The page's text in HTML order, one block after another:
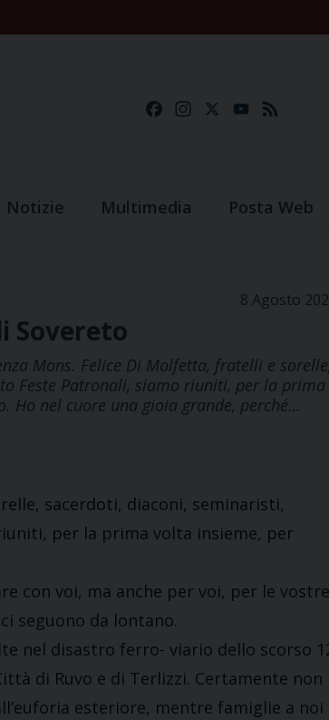
FacebookInstagramYouTube
Notizie Multimedia Posta Web
8 Agosto
Sovereto
Mons. Felice Di Molfetta, fratelli e
Feste Patronali, siamo riuniti, per la prima
Ho nel cuore una gioia grande, perché…
sacerdoti, diaconi, seminaristi,
per la prima volta insieme, per
con voi, ma anche per voi, per le vostre
seguono da lontano.
nel disastro ferro- viario dello scorso
di Ruvo e di Terlizzi. Certamente non
esteriore, mentre famiglie a noi